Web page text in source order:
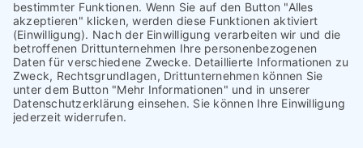
Antrag für selbstständigen Heimweg bei Unwohlsein
(ab Jg. 9)
Antrag 10GL Pausenregelung
Datenschutz-Information
IT-Nutzungsvereinbarung
Schülerbetriebspraktikum Jg. 8-10